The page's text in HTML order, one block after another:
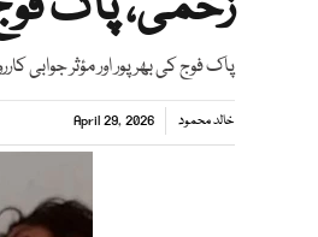
پاک فوج کی بھرپور اور مؤثر جوابی
خالد محمود April 29, 2026